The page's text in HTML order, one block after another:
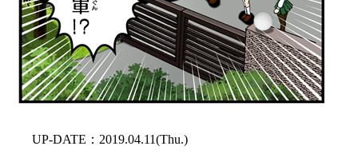
UP-DATE：2019.04.11(Thu.)